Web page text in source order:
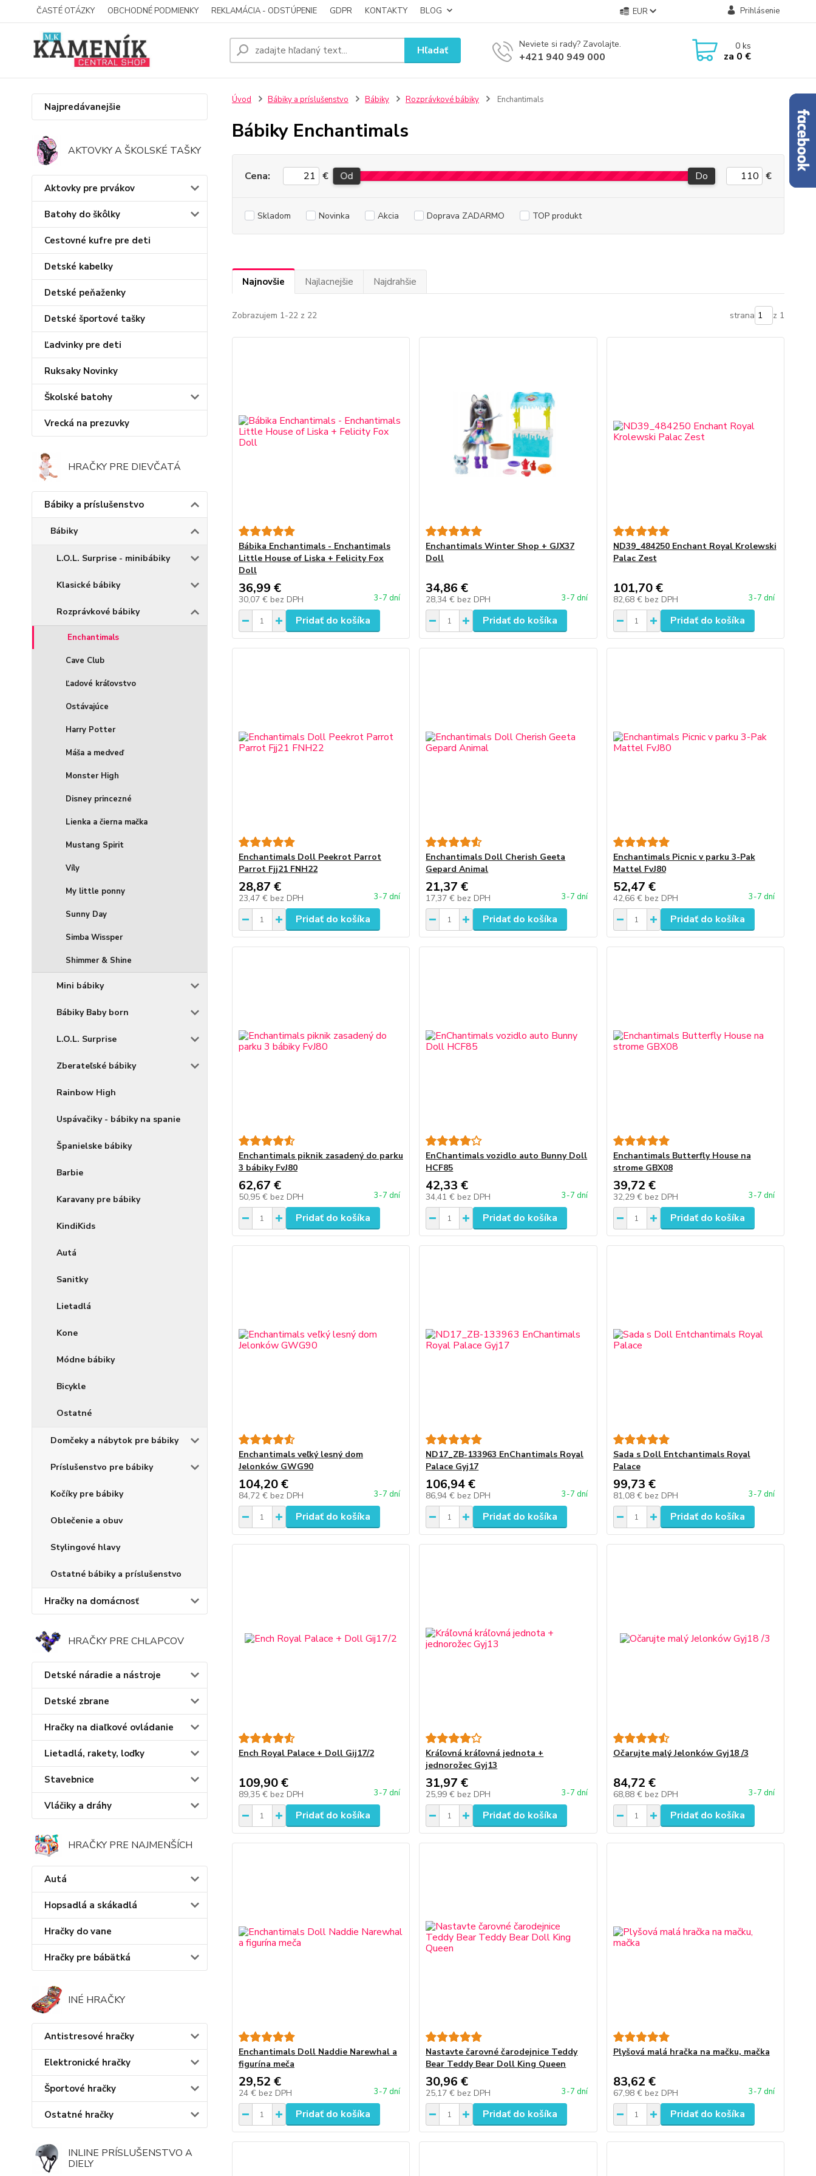
ČASTÉ OTÁZKY OBCHODNÉ PODMIENKY REKLAMÁCIA - ODSTÚPENIE GDPR KONTAKTY BLOG EUR Prihlásenie
Hľadať Neviete si rady? Zavolajte.
+421 940 949 000
0ks
za 0 €
Najpredávanejšie
AKTOVKY A ŠKOLSKÉ TAŠKY
Aktovky pre prvákov
Batohy do škôlky
Cestovné kufre pre deti
Detské kabelky
Detské peňaženky
Detské športové tašky
Ľadvinky pre deti
Ruksaky Novinky
Školské batohy
Vrecká na prezuvky
HRAČKY PRE DIEVČATÁ
Bábiky a príslušenstvo
Bábiky
L.O.L. Surprise - minibábiky
Klasické bábiky
Rozprávkové bábiky
Enchantimals
Cave Club
Ľadové kráľovstvo
Ostávajúce
Harry Potter
Máša a medveď
Monster High
Disney princezné
Lienka a čierna mačka
Mustang Spirit
Víly
My little ponny
Sunny Day
Simba Wissper
Shimmer & Shine
Mini bábiky
Bábiky Baby born
L.O.L. Surprise
Zberateľské bábiky
Rainbow High
Uspávačiky - bábiky na spanie
Španielske bábiky
Barbie
Karavany pre bábiky
KindiKids
Autá
Sanitky
Lietadlá
Kone
Módne bábiky
Bicykle
Ostatné
Domčeky a nábytok pre bábiky
Príslušenstvo pre bábiky
Kočíky pre bábiky
Oblečenie a obuv
Stylingové hlavy
Ostatné bábiky a príslušenstvo
Hračky na domácnosť
HRAČKY PRE CHLAPCOV
Detské náradie a nástroje
Detské zbrane
Hračky na diaľkové ovládanie
Lietadlá, rakety, loďky
Stavebnice
Vláčiky a dráhy
HRAČKY PRE NAJMENŠÍCH
Autá
Hopsadlá a skákadlá
Hračky do vane
Hračky pre bábätká
INÉ HRAČKY
Antistresové hračky
Elektronické hračky
Športové hračky
Ostatné hračky
INLINE PRÍSLUŠENSTVO A
DIELY
Úvod Bábiky a príslušenstvo Bábiky Rozprávkové bábiky Enchantimals
Bábiky Enchantimals
Cena: € Od Do €
Skladom Novinka Akcia Doprava ZADARMO TOP produkt
Najnovšie Najlacnejšie Najdrahšie
Zobrazujem 1-22 z 22 strana z 1
Bábika Enchantimals - Enchantimals
Little House of Liska + Felicity Fox
Doll
36,99 €
30,07 € bez DPH 3-7 dní
Pridať do košíka
Enchantimals Winter Shop + GJX37
Doll
34,86 €
28,34 € bez DPH 3-7 dní
Pridať do košíka
ND39_484250 Enchant Royal Krolewski
Palac Zest
101,70 €
82,68 € bez DPH 3-7 dní
Pridať do košíka
Enchantimals Doll Peekrot Parrot
Parrot Fjj21 FNH22
28,87 €
23,47 € bez DPH 3-7 dní
Pridať do košíka
Enchantimals Doll Cherish Geeta
Gepard Animal
21,37 €
17,37 € bez DPH 3-7 dní
Pridať do košíka
Enchantimals Picnic v parku 3-Pak
Mattel FvJ80
52,47 €
42,66 € bez DPH 3-7 dní
Pridať do košíka
Enchantimals piknik zasadený do parku
3 bábiky FvJ80
62,67 €
50,95 € bez DPH 3-7 dní
Pridať do košíka
EnChantimals vozidlo auto Bunny Doll
HCF85
42,33 €
34,41 € bez DPH 3-7 dní
Pridať do košíka
Enchantimals Butterfly House na
strome GBX08
39,72 €
32,29 € bez DPH 3-7 dní
Pridať do košíka
Enchantimals veľký lesný dom
Jelonków GWG90
104,20 €
84,72 € bez DPH 3-7 dní
Pridať do košíka
ND17_ZB-133963 EnChantimals Royal
Palace Gyj17
106,94 €
86,94 € bez DPH 3-7 dní
Pridať do košíka
Sada s Doll Entchantimals Royal
Palace
99,73 €
81,08 € bez DPH 3-7 dní
Pridať do košíka
Ench Royal Palace + Doll Gij17/2
109,90 €
89,35 € bez DPH 3-7 dní
Pridať do košíka
Kráľovná kráľovná jednota +
jednorožec Gyj13
31,97 €
25,99 € bez DPH 3-7 dní
Pridať do košíka
Očarujte malý Jelonków Gyj18 /3
84,72 €
68,88 € bez DPH 3-7 dní
Pridať do košíka
Enchantimals Doll Naddie Narewhal a
figurína meča
29,52 €
24 € bez DPH 3-7 dní
Pridať do košíka
Nastavte čarovné čarodejnice Teddy
Bear Teddy Bear Doll King Queen
30,96 €
25,17 € bez DPH 3-7 dní
Pridať do košíka
Plyšová malá hračka na mačku, mačka
83,62 €
67,98 € bez DPH 3-7 dní
Pridať do košíka